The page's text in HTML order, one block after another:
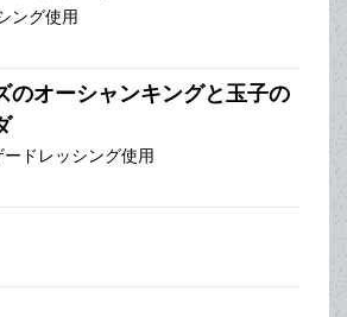
ング使用
のオーシャンキングと玉子の
ドレッシング使用